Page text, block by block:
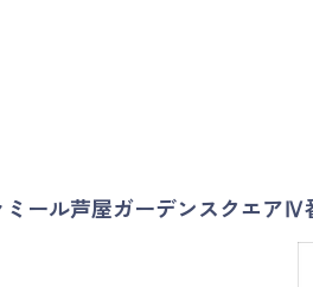
ミール芦屋ガーデンスクエアⅣ